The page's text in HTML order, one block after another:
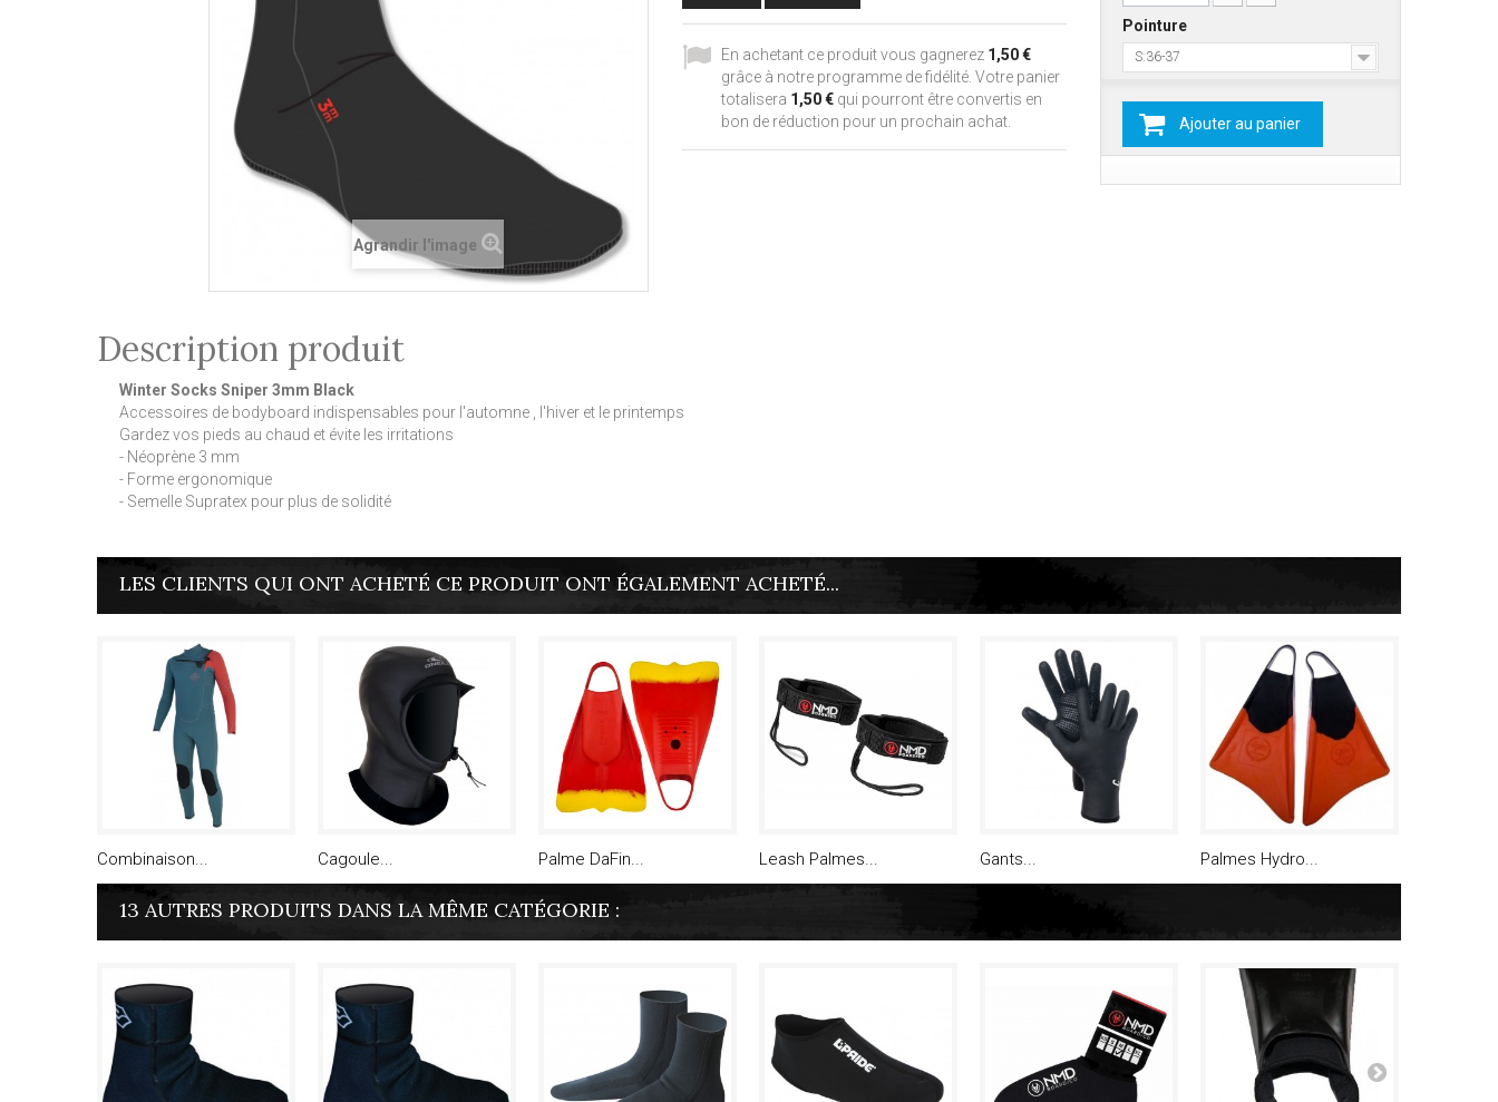
Agrandir l'image
En achetant ce produit vous gagnerez 1,50 €
grâce à notre programme de fidélité. Votre panier
totalisera 1,50 €qui pourront être convertis en
bon de réduction pour un prochain achat.
Pointure
S:36-37
Ajouter au panier
Description produit
Winter Socks Sniper 3mm Black
Accessoires de bodyboard indispensables pour l'automne , l'hiver et le printemps
Gardez vos pieds au chaud et évite les irritations
- Néoprène 3 mm
- Forme ergonomique
- Semelle Supratex pour plus de solidité
LES CLIENTS QUI ONT ACHETÉ CE PRODUIT ONT ÉGALEMENT ACHETÉ...
Combinaison... Cagoule... Palme DaFin... Leash Palmes... Gants... Palmes Hydro...
13 AUTRES PRODUITS DANS LA MÊME CATÉGORIE :